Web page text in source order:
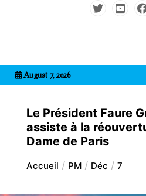
August 7, 2026
Le Président Faure
assiste à la
Dame de Paris
Accueil PM Déc 7